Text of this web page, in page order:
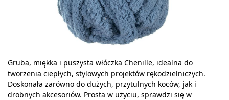
Gruba, miękka i puszysta włóczka Chenille, idealna do
tworzenia ciepłych, stylowych projektów rękodzielniczych.
Doskonała zarówno do dużych, przytulnych koców, jak i
drobnych akcesoriów. Prosta w użyciu, sprawdzi się w